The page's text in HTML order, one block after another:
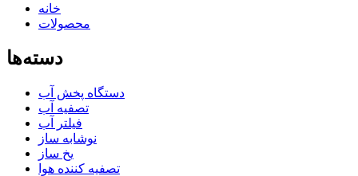
خانه
محصولات
دسته‌ها
دستگاه پخش آب
تصفیه آب
فیلتر آب
نوشابه ساز
یخ ساز
تصفیه کننده هوا